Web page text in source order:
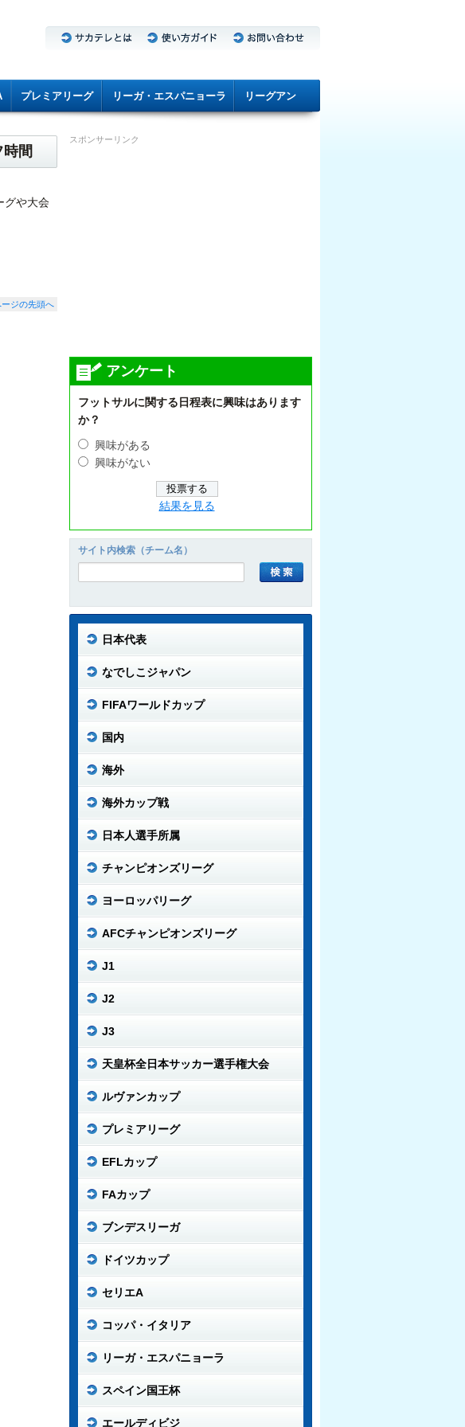
プレミアリーグ リーガ・エスパニョーラ リーグアン
間
グや大会
ジの先頭へ
スポンサーリンク
アンケート
フットサルに関する日程表に興味はあります
か？
興味がある
興味がない
結果を見る
サイト内検索（チーム名）
日本代表
なでしこジャパン
FIFAワールドカップ
国内
海外
海外カップ戦
日本人選手所属
チャンピオンズリーグ
ヨーロッパリーグ
AFCチャンピオンズリーグ
J1
J2
J3
天皇杯全日本サッカー選手権大会
ルヴァンカップ
プレミアリーグ
EFLカップ
FAカップ
ブンデスリーガ
ドイツカップ
セリエA
コッパ・イタリア
リーガ・エスパニョーラ
スペイン国王杯
エールディビジ